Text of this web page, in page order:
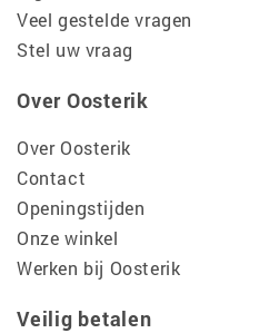
Veel gestelde vragen
Stel uw vraag
Over Oosterik
Over Oosterik
Contact
Openingstijden
Onze winkel
Werken bij Oosterik
Veilig betalen